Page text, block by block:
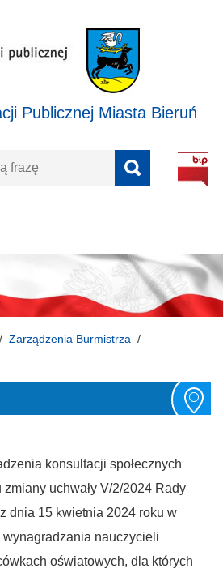
Publicznej Miasta Bieruń
Zarządzenia Burmistrza
konsultacji społecznych
uchwały V/2/2024 Rady
dnia 15 kwietnia 2024 roku w
nauczycieli
oświatowych, dla których